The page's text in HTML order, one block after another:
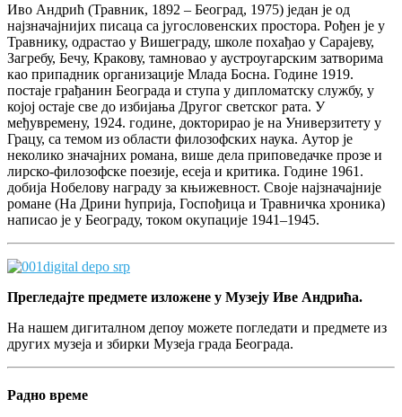
Иво Андрић (Травник, 1892 – Београд, 1975) један је од
најзначајнијих писаца са југословенских простора. Рођен је у
Травнику, одрастао у Вишеграду, школе похађао у Сарајеву,
Загребу, Бечу, Кракову, тамновао у аустроугарским затворима
као припадник организације Млада Босна. Године 1919.
постаје грађанин Београда и ступа у дипломатску службу, у
којој остаје све до избијања Другог светског рата. У
међувремену, 1924. године, докторирао је на Универзитету у
Грацу, са темом из области филозофских наука. Аутор је
неколико значајних романа, више дела приповедачке прозе и
лирско-филозофске поезије, есеја и критика. Године 1961.
добија Нобелову награду за књижевност. Своје најзначајније
романе (На Дрини ћуприја, Госпођица и Травничка хроника)
написао је у Београду, током окупације 1941–1945.
Прегледајте предмете изложене у Музеју Иве Андрића.
На нашем дигиталном депоу можете погледати и предмете из
других музеја и збирки Музеја града Београда.
Радно време